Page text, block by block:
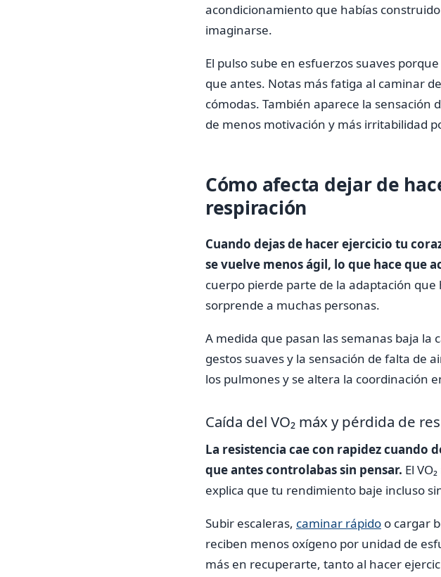
acondicionamiento que habías
imaginarse.
El pulso sube en esfuerzos suaves
que antes. Notas más fatiga al caminar
cómodas. También aparece la sensación
de menos motivación y más irritabilidad
Cómo afecta dejar de
respiración
Cuando dejas de hacer ejercicio tu
se vuelve menos ágil, lo que hace que
cuerpo pierde parte de la adaptación
sorprende a muchas personas.
A medida que pasan las semanas baja la
gestos suaves y la sensación de falta de
los pulmones y se altera la coordinación
Caída del VO₂ máx y pérdida de
La resistencia cae con rapidez cuando
que antes controlabas sin pensar. El
explica que tu rendimiento baje incluso
Subir escaleras, caminar rápido o cargar
reciben menos oxígeno por unidad de
más en recuperarte, tanto al hacer